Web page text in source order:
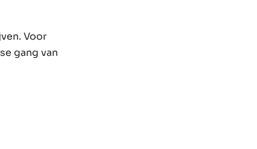
Voor
gang van